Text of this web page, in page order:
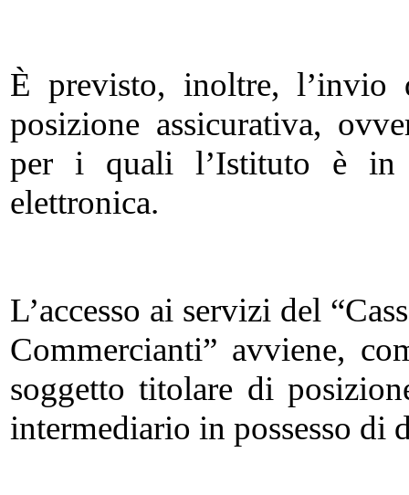
È previsto, inoltre,
posizione assicurativa,
per i quali l’Istituto è in
elettronica.
L’accesso ai servizi del
Commercianti” avviene,
soggetto titolare di
intermediario in possesso di